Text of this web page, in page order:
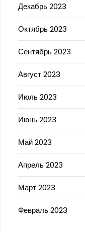
Декабрь 2023
Октябрь 2023
Сентябрь 2023
Август 2023
Июль 2023
Июнь 2023
Май 2023
Апрель 2023
Март 2023
Февраль 2023